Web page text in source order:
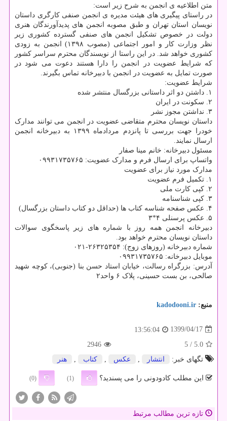
متن اطلاعیه ی انجمن به شرح زیر است:
در راستای پیگیری های هیئت مدیره ی انجمن صنفی کارگری داستان
نویسان استان تهران و طبق مصوبه انجمن های پدیدآورندگان هنری
دولت در خصوص تشکیل انجمن های صنفی گسترده کشوری زیر
نظر وزارت کار و امور اجتماعی (مصوب ۱۳۹۸) انجمن به زودی
کشوری خواهد شد. در این راستا از نویسندگان محترم سراسر کشور
که شرایط عضویت در انجمن را دارا هستند دعوت می شود در
صورت تمایل به عضویت در انجمن با دبیرخانه تماس بگیرند.
شرایط عضویت:
۱. داشتن دو اثر داستانی بزرگسال منتشر شده
۲. سکونت در ایران
۳. نداشتن مجوز نشر
داستان نویسان محترم متقاضی عضویت در انجمن می توانند مدارک
خودرا جهت بررسی تا پانزدم مردادماه ۱۳۹۹ به دبیرخانه انجمن
ارسال نمایند.
مسئول دبیرخانه: خانم مینا صفار
واتساپ برای ارسال فرم و مدارک عضویت: ۰۹۹۳۱۷۳۵۷۶۵
مدارک مورد نیاز برای عضویت
۱. تکمیل فرم عضویت
۲. کپی کارت ملی
۳. کپی شناسنامه
۴. عکس صفحه شناسه کتاب ها (حداقل دو کتاب داستان بزرگسال)
۵. عکس پرسنلی ۴*۳
دبیرخانه انجمن همه روز با شماره های زیر پاسخگوی سوالات
داستان نویسان محترم خواهد بود.
شماره دبیرخانه (روزهای زوج): ۲۶۳۲۵۳۵۴-۰۲۱
موبایل دبیرخانه: ۰۹۹۳۱۷۳۵۷۶۵
آدرس: بزرگراه رسالت، خیابان استاد حسن بنا (جنوبی)، کوچه شهید
صالحی، بن بست حسینی، پلاک ۶ واحد۲
منبع: kadodooni.ir
1399/04/17
13:56:04
5.0
/ 5
2946
تگهای خبر:
انتشار , عكس , كتاب , هنر
این مطلب کادودونی را می پسندید؟ (1)
(0)
تازه ترین مطالب مرتبط